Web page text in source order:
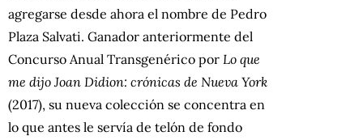
agregarse desde ahora el nombre de Pedro
Plaza Salvati. Ganador anteriormente del
Concurso Anual Transgenérico por Lo que
me dijo Joan Didion: crónicas de Nueva York
(2017), su nueva colección se concentra en
lo que antes le servía de telón de fondo